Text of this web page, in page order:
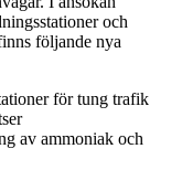
och
följande nya
för tung trafik
av ammoniak och